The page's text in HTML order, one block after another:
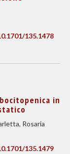
135.1478
in
Rosaria
135.1479